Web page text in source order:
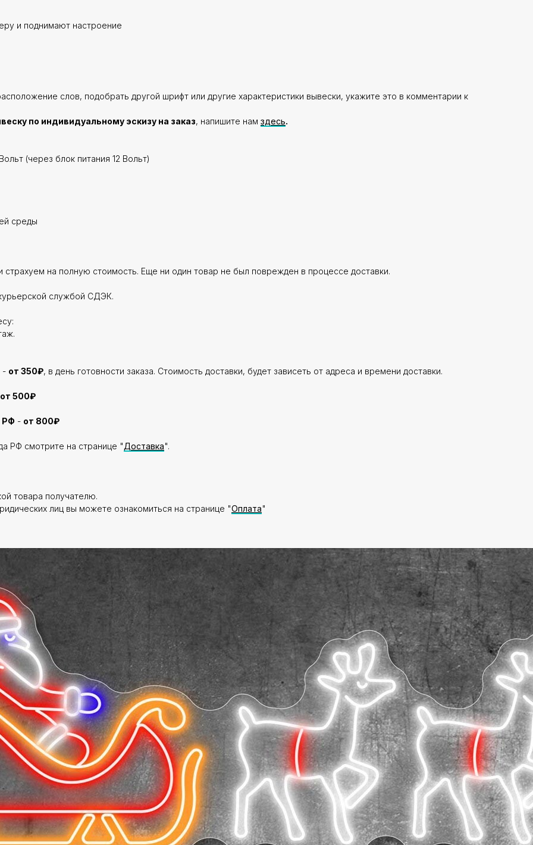
и поднимают настроение
слов, подобрать другой шрифт или другие характеристики вывески, укажите это в комментарии к
по индивидуальному эскизу на заказ, напишите нам здесь.
(через блок питания 12 Вольт)
среды
на полную стоимость. Еще ни один товар не был поврежден в процессе доставки.
службой СДЭК.
- от 350₽, в день готовности заказа. Стоимость доставки, будет зависеть от адреса и времени доставки.
от 500₽
РФ - от 800₽
РФ смотрите на странице "Доставка".
товара получателю.
лиц вы можете ознакомиться на странице "Оплата"